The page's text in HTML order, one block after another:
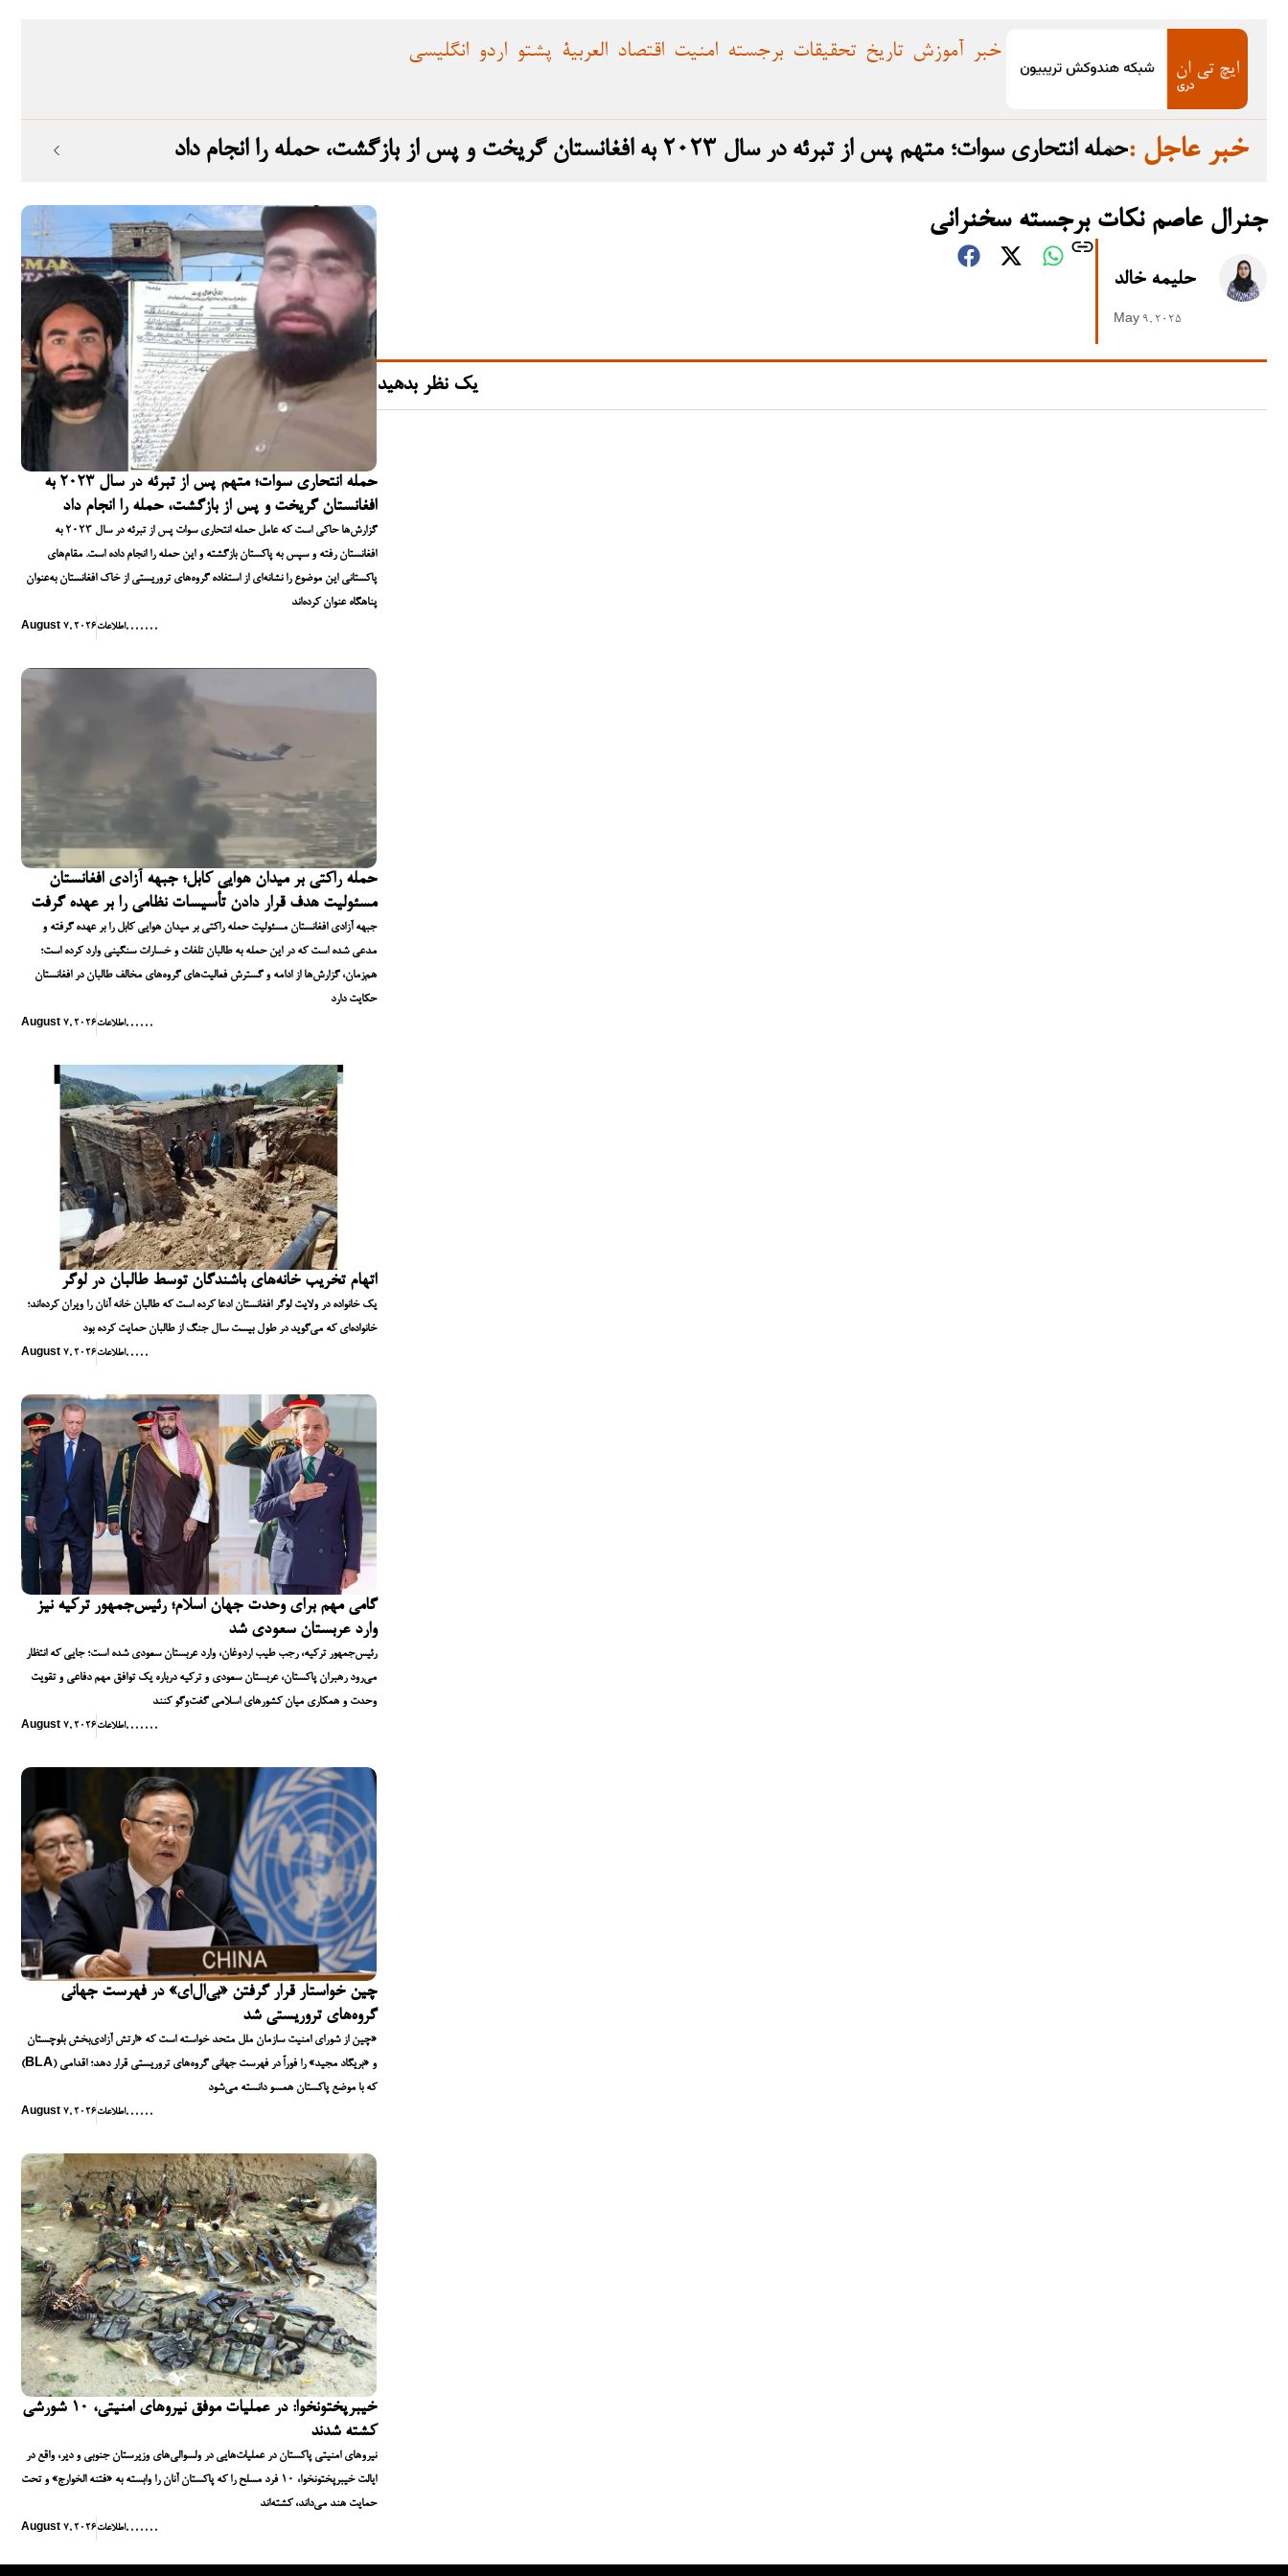
اقتصاد امنیت برجسته تحقیقات تاریخ آموزش خبر انگلیسی اردو پشتو العربية
حمله انتحاری سوات؛ متهم پس از تبرئه در سال ۲۰۲۳ به افغانستان گریخت و پس از بازگشت، حمله را انجام داد گرفت
: خبر عاجل
حمله انتحاری سوات؛ متهم پس از تبرئه در سال ۲۰۲۳ به
افغانستان گریخت و پس از بازگشت، حمله را انجام داد
گزارش‌ها حاکی است که عامل حمله انتحاری سوات پس از تبرئه در سال ۲۰۲۳ به
افغانستان رفته و سپس به پاکستان بازگشته و این حمله را انجام داده است. مقام‌های
پاکستانی این موضوع را نشانه‌ای از استفاده گروه‌های تروریستی از خاک افغانستان به‌عنوان
پناهگاه عنوان کرده‌اند
August 7, 2026اطلاعات, , , , , , ,
حمله راکتی بر میدان هوایی کابل؛ جبهه آزادی افغانستان
مسئولیت هدف قرار دادن تأسیسات نظامی را بر عهده گرفت
جبهه آزادی افغانستان مسئولیت حمله راکتی بر میدان هوایی کابل را بر عهده گرفته و
مدعی شده است که در این حمله به طالبان تلفات و خسارات سنگینی وارد کرده است؛
هم‌زمان، گزارش‌ها از ادامه و گسترش فعالیت‌های گروه‌های مخالف طالبان در افغانستان
حکایت دارد
August 7, 2026اطلاعات, , , , , ,
اتهام تخریب خانه‌های باشندگان توسط طالبان در لوگر
یک خانواده در ولایت لوگر افغانستان ادعا کرده است که طالبان خانه آنان را ویران کرده‌اند؛
خانواده‌ای که می‌گوید در طول بیست سال جنگ از طالبان حمایت کرده بود
August 7, 2026اطلاعات, , , , ,
گامی مهم برای وحدت جهان اسلام؛ رئیس‌جمهور ترکیه نیز
وارد عربستان سعودی شد
رئیس‌جمهور ترکیه، رجب طیب اردوغان، وارد عربستان سعودی شده است؛ جایی که انتظار
می‌رود رهبران پاکستان، عربستان سعودی و ترکیه درباره یک توافق مهم دفاعی و تقویت
وحدت و همکاری میان کشورهای اسلامی گفت‌وگو کنند
August 7, 2026اطلاعات, , , , , , ,
چین خواستار قرار گرفتن «بی‌ال‌ای» در فهرست جهانی
گروه‌های تروریستی شد
چین از شورای امنیت سازمان ملل متحد خواسته است که «ارتش آزادی‌بخش بلوچستان»
(BLA) و «بریگاد مجید» را فوراً در فهرست جهانی گروه‌های تروریستی قرار دهد؛ اقدامی
که با موضع پاکستان همسو دانسته می‌شود
August 7, 2026اطلاعات, , , , , ,
خیبرپختونخوا: در عملیات موفق نیروهای امنیتی، ۱۰ شورشی
کشته شدند
نیروهای امنیتی پاکستان در عملیات‌هایی در ولسوالی‌های وزیرستان جنوبی و دیر، واقع در
ایالت خیبرپختونخوا، ۱۰ فرد مسلح را که پاکستان آنان را وابسته به «فتنه الخوارج» و تحت
حمایت هند می‌داند، کشته‌اند
August 7, 2026اطلاعات, , , , , , ,
جنرال عاصم نکات برجسته سخنرانی
حلیمه خالد
May 9, 2025
یک نظر بدهید